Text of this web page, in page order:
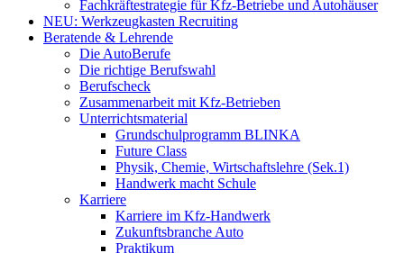
Fachkräftestrategie für Kfz-Betriebe und Autohäuser
NEU: Werkzeugkasten Recruiting
Beratende & Lehrende
Die AutoBerufe
Die richtige Berufswahl
Berufscheck
Zusammenarbeit mit Kfz-Betrieben
Unterrichtsmaterial
Grundschulprogramm BLINKA
Future Class
Physik, Chemie, Wirtschaftslehre (Sek.1)
Handwerk macht Schule
Karriere
Karriere im Kfz-Handwerk
Zukunftsbranche Auto
Praktikum